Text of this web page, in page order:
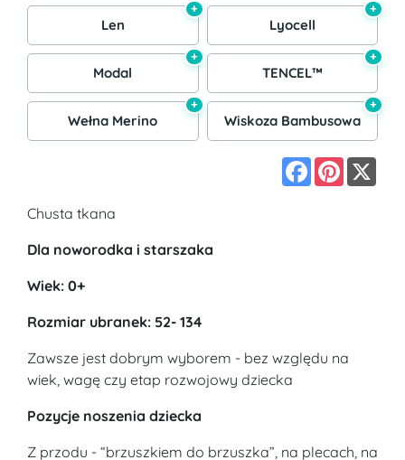
Len
+
Lyocell
+
Modal
+
TENCEL™
+
Wełna Merino
+
Wiskoza Bambusowa
+
Facebook
Pinterest
Chusta tkana
Dla noworodka i starszaka
Wiek: 0+
Rozmiar ubranek: 52- 134
Zawsze jest dobrym wyborem - bez względu na
wiek, wagę czy etap rozwojowy dziecka
Pozycje noszenia dziecka
Z przodu - “brzuszkiem do brzuszka”, na plecach, na